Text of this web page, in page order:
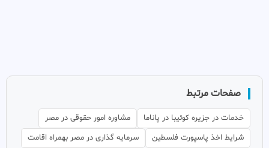
صفحات مرتبط
خدمات در جزیره کوئیبا در پاناما
مشاوره امور حقوقی در مصر
شرایط اخذ پاسپورت فلسطین
سرمایه گذاری در مصر بهمراه اقامت